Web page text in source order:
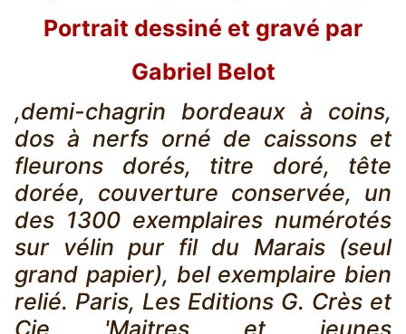
Portrait dessiné et gravé par
Gabriel Belot
,demi-chagrin bordeaux à coins,
dos à nerfs orné de caissons et
fleurons dorés, titre doré, tête
dorée, couverture conservée, un
des 1300 exemplaires numérotés
sur vélin pur fil du Marais (seul
grand papier), bel exemplaire bien
relié. Paris, Les Editions G. Crès et
Cie 'Maitres et jeunes